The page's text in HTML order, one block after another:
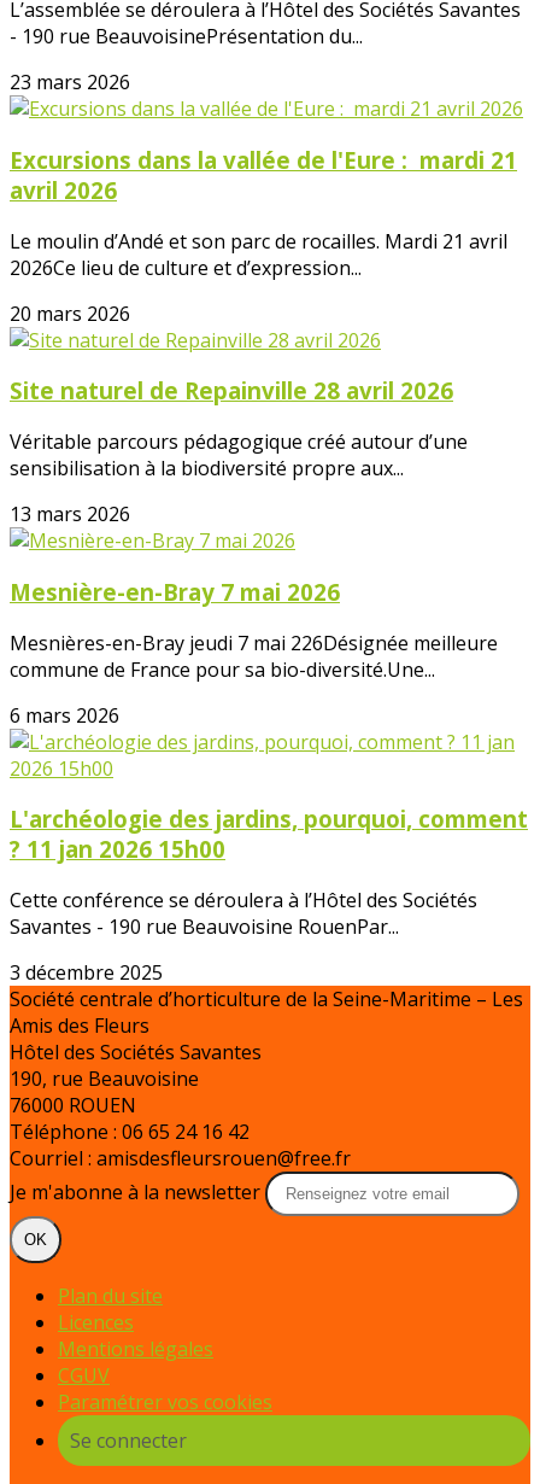
L’assemblée se déroulera à l’Hôtel des Sociétés Savantes
- 190 rue BeauvoisinePrésentation du...
23 mars 2026
Excursions dans la vallée de l'Eure : mardi 21
avril 2026
Le moulin d’Andé et son parc de rocailles. Mardi 21 avril
2026Ce lieu de culture et d’expression...
20 mars 2026
Site naturel de Repainville 28 avril 2026
Véritable parcours pédagogique créé autour d’une
sensibilisation à la biodiversité propre aux...
13 mars 2026
Mesnière-en-Bray 7 mai 2026
Mesnières-en-Bray jeudi 7 mai 226Désignée meilleure
commune de France pour sa bio-diversité.Une...
6 mars 2026
L'archéologie des jardins, pourquoi, comment
? 11 jan 2026 15h00
Cette conférence se déroulera à l’Hôtel des Sociétés
Savantes - 190 rue Beauvoisine RouenPar...
3 décembre 2025
Société centrale d’horticulture de la Seine-Maritime – Les
Amis des Fleurs
Hôtel des Sociétés Savantes
190, rue Beauvoisine
76000 ROUEN
Téléphone : 06 65 24 16 42
Courriel : amisdesfleursrouen@free.fr
Je m'abonne à la newsletter
OK
Plan du site
Licences
Mentions légales
CGUV
Paramétrer vos cookies
Se connecter